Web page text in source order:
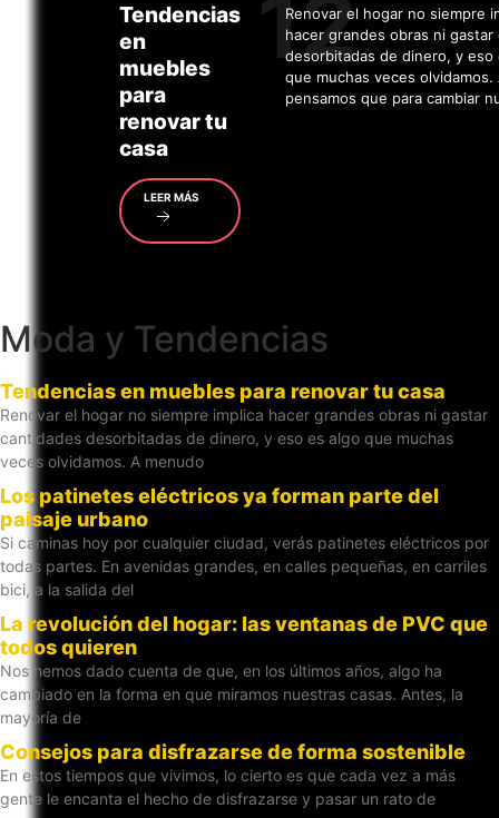
Tendencias
en
muebles
para
renovar tu
casa
LEER MÁS
Renovar el hogar no siempre
hacer grandes obras ni gastar
desorbitadas de dinero, y eso
que muchas veces olvidamos.
pensamos que para cambiar
Moda y Tendencias
Tendencias en muebles para renovar tu casa
Renovar el hogar no siempre implica hacer grandes obras ni gastar
cantidades desorbitadas de dinero, y eso es algo que muchas
veces olvidamos. A menudo
Los patinetes eléctricos ya forman parte del
paisaje urbano
Si caminas hoy por cualquier ciudad, verás patinetes eléctricos por
todas partes. En avenidas grandes, en calles pequeñas, en carriles
bici, a la salida del
La revolución del hogar: las ventanas de PVC que
todos quieren
Nos hemos dado cuenta de que, en los últimos años, algo ha
cambiado en la forma en que miramos nuestras casas. Antes, la
mayoría de
Consejos para disfrazarse de forma sostenible
En estos tiempos que vivimos, lo cierto es que cada vez a más
gente le encanta el hecho de disfrazarse y pasar un rato de